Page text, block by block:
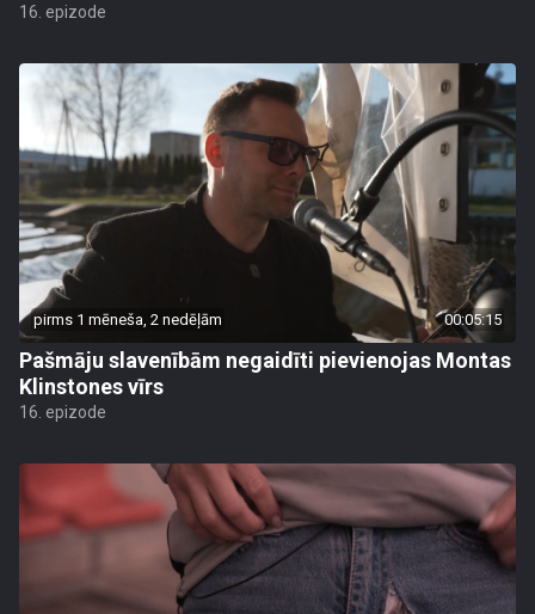
16. epizode
pirms 1 mēneša, 2 nedēļām 00:05:15
Pašmāju slavenībām negaidīti pievienojas Montas
Klinstones vīrs
16. epizode